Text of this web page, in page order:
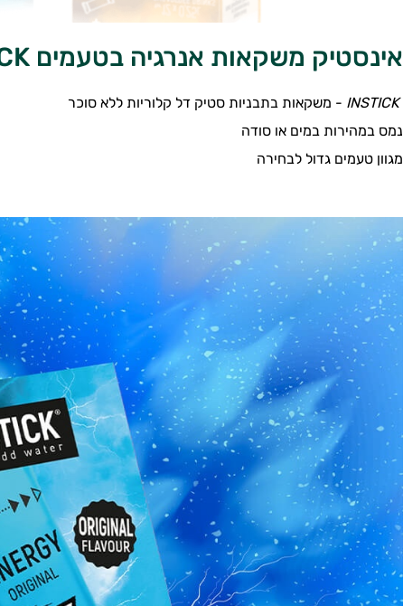
אינסטיק משקאות אנרגיה בטעמים INSTICK
INSTICK - משקאות בתבניות סטיק דל קלוריות ללא סוכר
נמס במהירות במים או סודה
מגוון טעמים גדול לבחירה